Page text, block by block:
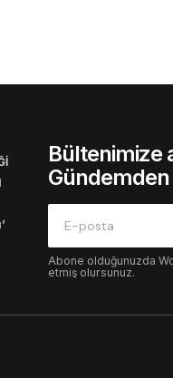
Bültenimize
Abone olduğunuzda
etmiş olursunuz.